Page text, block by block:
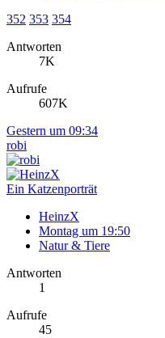
352 353 354
Antworten
7K
Aufrufe
607K
Gestern um 09:34
robi
Ein Katzenporträt
HeinzX
Montag um 19:50
Natur & Tiere
Antworten
1
Aufrufe
45